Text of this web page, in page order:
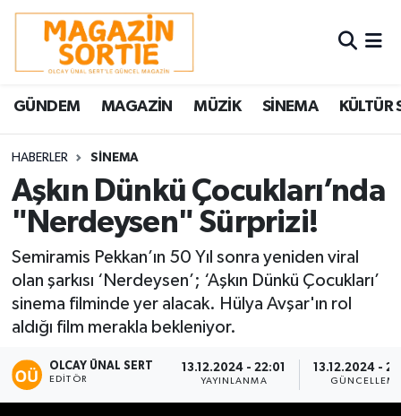
GÜNDEM MAGAZİN MÜZİK SİNEMA KÜLTÜR
HABERLER SİNEMA
Aşkın Dünkü Çocukları’nda
"Nerdeysen" Sürprizi!
Semiramis Pekkan’ın 50 Yıl sonra yeniden viral
olan şarkısı ‘Nerdeysen’; ‘Aşkın Dünkü Çocukları’
sinema filminde yer alacak. Hülya Avşar'ın rol
aldığı film merakla bekleniyor.
OLCAY ÜNAL SERT
EDITÖR
13.12.2024 - 22:01
YAYINLANMA
13.12.2024 -
Nöbetçi Eczaneler
Hava Durumu
Trafik Durumu
Süper Lig Puan Durumu ve Fikstür
Tüm Manşetler
Son Dakika Haberleri